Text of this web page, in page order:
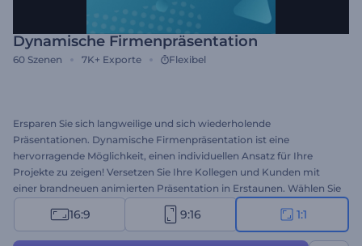
Dynamische Firmenpräsentation
60 Szenen 7K+ Exporte Flexibel
Ersparen Sie sich langweilige und sich wiederholende
Präsentationen. Dynamische Firmenpräsentation ist eine
hervorragende Möglichkeit, einen individuellen Ansatz für Ihre
Projekte zu zeigen! Versetzen Sie Ihre Kollegen und Kunden mit
einer brandneuen animierten Präsentation in Erstaunen. Wählen Sie
einen von 3 Stilen, fügen Sie Ihre Bilder und Texte hinzu und
vergessen Sie nicht die Musik. Perfekt für Firmenprofil-
16:9 9:16 1:1